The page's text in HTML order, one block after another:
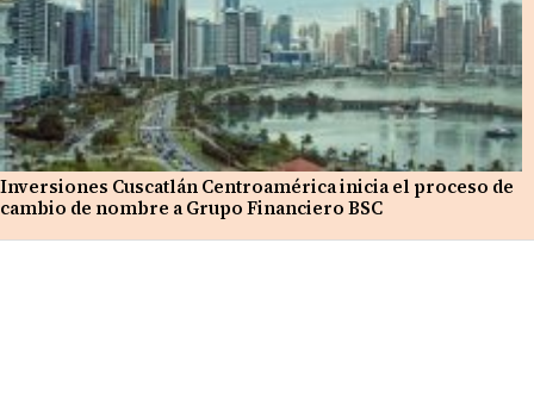
Inversiones Cuscatlán Centroamérica inicia el proceso de
cambio de nombre a Grupo Financiero BSC